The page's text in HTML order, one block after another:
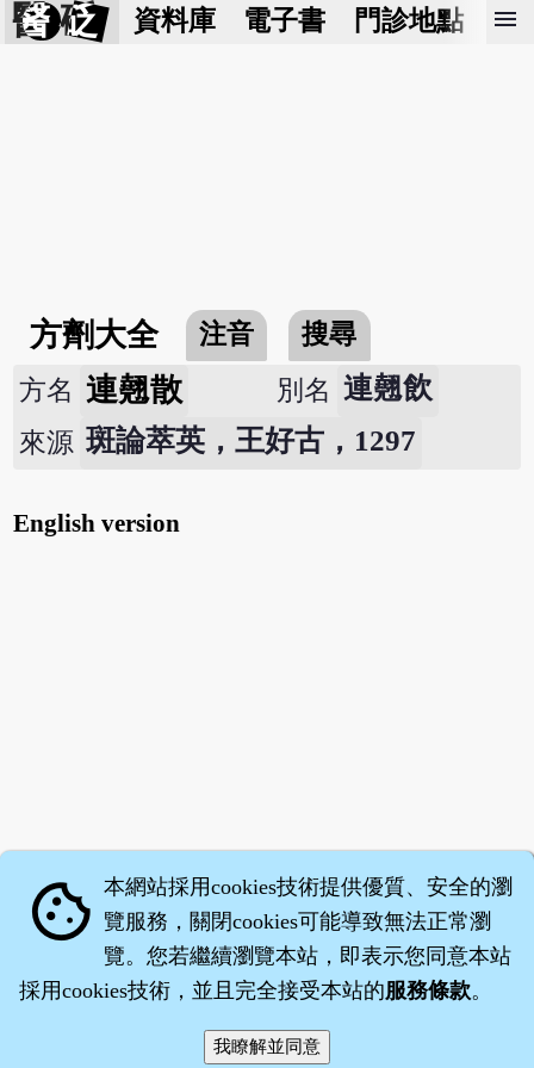
醫 砭 資料庫 電子書 門診地點 預
menu
方劑大全 注音
搜尋
方名 連翹散 別名 連翹飲
來源 斑論萃英，王好古，1297
English version
‧沈藥子©2008～2026
cookie 本網站採用cookies技術提供優質、安全的瀏
覽服務，關閉cookies可能導致無法正常瀏
覽。您若繼續瀏覽本站，即表示您同意本站
採用cookies技術，並且完全接受本站的服務條款。